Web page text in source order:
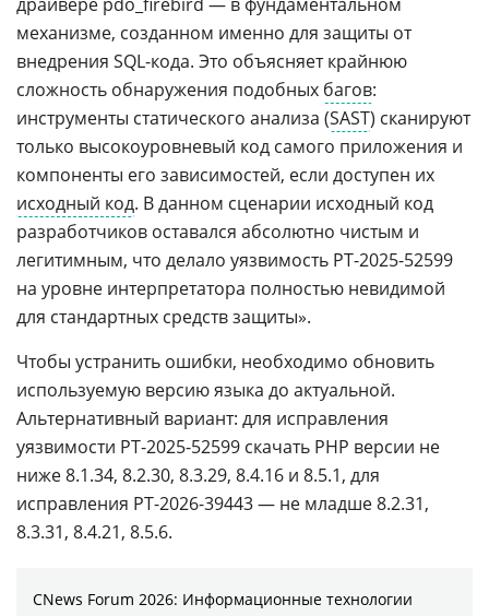
механизме, созданном именно для защиты от
внедрения SQL-кода. Это объясняет крайнюю
сложность обнаружения подобных багов:
инструменты статического анализа (SAST) сканируют
только высокоуровневый код самого приложения и
компоненты его зависимостей, если доступен их
исходный код. В данном сценарии исходный код
разработчиков оставался абсолютно чистым и
легитимным, что делало уязвимость PT-2025-52599
на уровне интерпретатора полностью невидимой
для стандартных средств защиты».
Чтобы устранить ошибки, необходимо обновить
используемую версию языка до актуальной.
Альтернативный вариант: для исправления
уязвимости PT-2025-52599 скачать PHP версии не
ниже 8.1.34, 8.2.30, 8.3.29, 8.4.16 и 8.5.1, для
исправления PT-2026-39443 — не младше 8.2.31,
8.3.31, 8.4.21, 8.5.6.
CNews Forum 2026: Информационные технологии